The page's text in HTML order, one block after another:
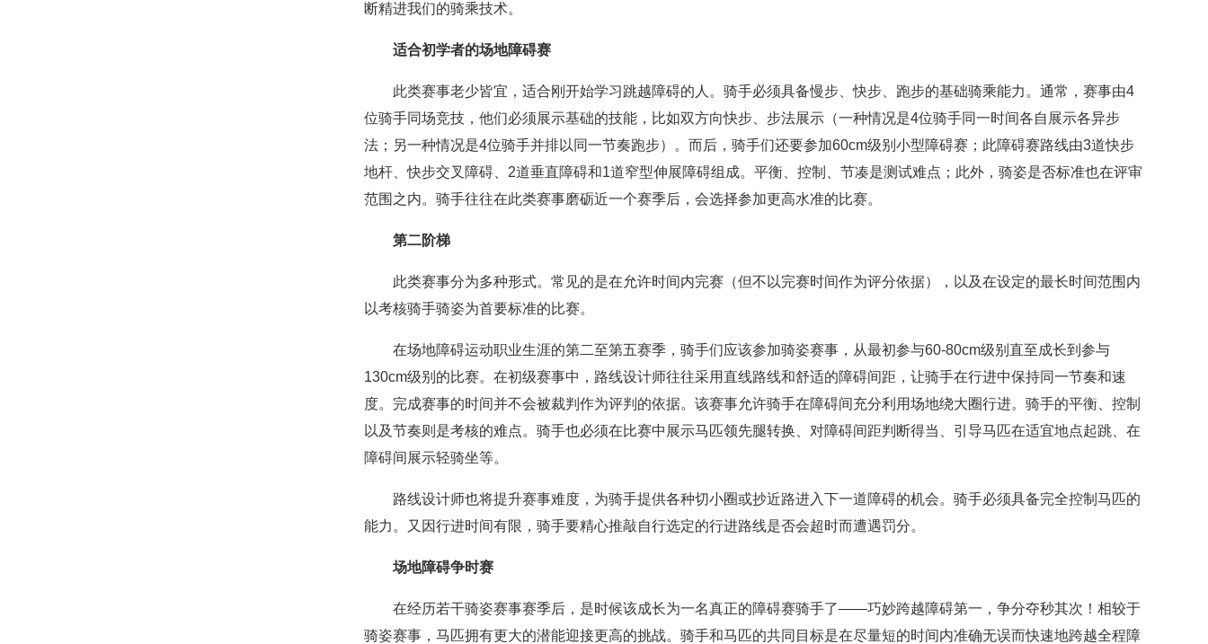
断精进我们的骑乘技术。
适合初学者的场地障碍赛
此类赛事老少皆宜，适合刚开始学习跳越障碍的人。骑手必须具备慢步、快步、跑步的基础骑乘能力。通常，赛事由4
位骑手同场竞技，他们必须展示基础的技能，比如双方向快步、步法展示（一种情况是4位骑手同一时间各自展示各异步
法；另一种情况是4位骑手并排以同一节奏跑步）。而后，骑手们还要参加60cm级别小型障碍赛；此障碍赛路线由3道快步
地杆、快步交叉障碍、2道垂直障碍和1道窄型伸展障碍组成。平衡、控制、节凑是测试难点；此外，骑姿是否标准也在评审
范围之内。骑手往往在此类赛事磨砺近一个赛季后，会选择参加更高水准的比赛。
第二阶梯
此类赛事分为多种形式。常见的是在允许时间内完赛（但不以完赛时间作为评分依据），以及在设定的最长时间范围内
以考核骑手骑姿为首要标准的比赛。
在场地障碍运动职业生涯的第二至第五赛季，骑手们应该参加骑姿赛事，从最初参与60-80cm级别直至成长到参与
130cm级别的比赛。在初级赛事中，路线设计师往往采用直线路线和舒适的障碍间距，让骑手在行进中保持同一节奏和速
度。完成赛事的时间并不会被裁判作为评判的依据。该赛事允许骑手在障碍间充分利用场地绕大圈行进。骑手的平衡、控制
以及节奏则是考核的难点。骑手也必须在比赛中展示马匹领先腿转换、对障碍间距判断得当、引导马匹在适宜地点起跳、在
障碍间展示轻骑坐等。
路线设计师也将提升赛事难度，为骑手提供各种切小圈或抄近路进入下一道障碍的机会。骑手必须具备完全控制马匹的
能力。又因行进时间有限，骑手要精心推敲自行选定的行进路线是否会超时而遭遇罚分。
场地障碍争时赛
在经历若干骑姿赛事赛季后，是时候该成长为一名真正的障碍赛骑手了——巧妙跨越障碍第一，争分夺秒其次！相较于
骑姿赛事，马匹拥有更大的潜能迎接更高的挑战。骑手和马匹的共同目标是在尽量短的时间内准确无误而快速地跨越全程障